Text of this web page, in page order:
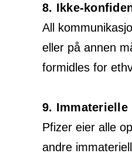
8. Ikke-
All
eller på annen
formidles for
9. Immaterielle
Pfizer eier alle
andre